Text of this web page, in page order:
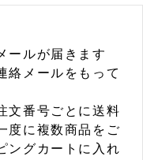
ールが届きます
絡メールをもって
文番号ごとに送料
度に複数商品をご
ングカートに入れ